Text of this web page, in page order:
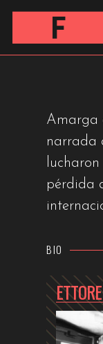
NOS
Amarga
narrada
pérdida
BIO